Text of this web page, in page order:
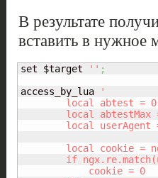
В результате
вставить в нужное
set $target '' ;
access_by_lua
'